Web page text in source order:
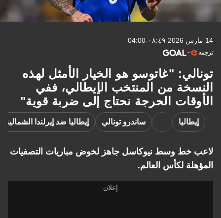
14 مارس 2026 ٠٨:٤٩-04:00
ترجمه
تونالي: "غاتوسو هو الخيار الأمثل لهذه
النسخة من المنتخب الإيطالي، ففي
الأوقات الحرجة نحتاج إلى ضربة قوية"
إيطاليا ساندرو تونالي إيطاليا ضد إيرلندا الشمالية
لاعب خط وسط نيوكاسل جاهز لخوض مباريات التصفيات
المؤهلة لكأس العالم.